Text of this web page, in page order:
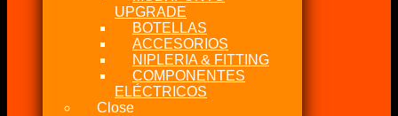
UPGRADE
BOTELLAS
ACCESORIOS
NIPLERIA & FITTING
COMPONENTES
ELÉCTRICOS
Close